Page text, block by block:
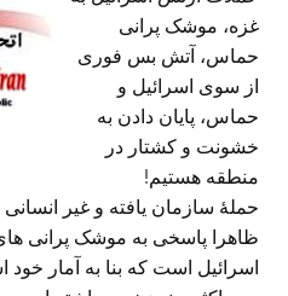
غزه، موشک پرانی
حماس، آتش بس فوری
از سوی اسرائیل و
حماس، پایان دادن به
خشونت و کشتار در
منطقه هستیم!
حملۀ سازمان یافته و غیر
ظاهرا پاسخی به موشک پرانی
اسرائیل است که بنا به آمار